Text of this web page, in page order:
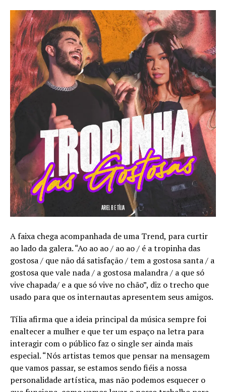
A faixa chega acompanhada de uma Trend, para curtir
ao lado da galera. “Ao ao ao / ao ao / é a tropinha das
gostosa / que não dá satisfação / tem a gostosa santa / a
gostosa que vale nada / a gostosa malandra / a que só
vive chapada/ e a que só vive no chão”, diz o trecho que
usado para que os internautas apresentem seus amigos.
Tília afirma que a ideia principal da música sempre foi
enaltecer a mulher e que ter um espaço na letra para
interagir com o público faz o single ser ainda mais
especial. “Nós artistas temos que pensar na mensagem
que vamos passar, se estamos sendo fiéis a nossa
personalidade artística, mas não podemos esquecer o